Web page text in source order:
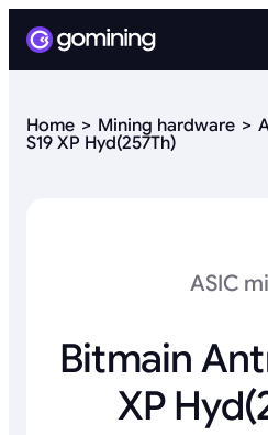
Home Mining hardware
S19 XP Hyd(257Th)
ASIC
Bitmain
XP